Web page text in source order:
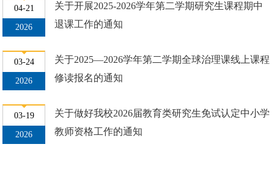
04-21
2026
关于开展2025-2026学年第二学期研究生课程期中
退课工作的通知
03-24
2026
关于2025—2026学年第二学期全球治理课线上课程
修读报名的通知
03-19
2026
关于做好我校2026届教育类研究生免试认定中小学
教师资格工作的通知